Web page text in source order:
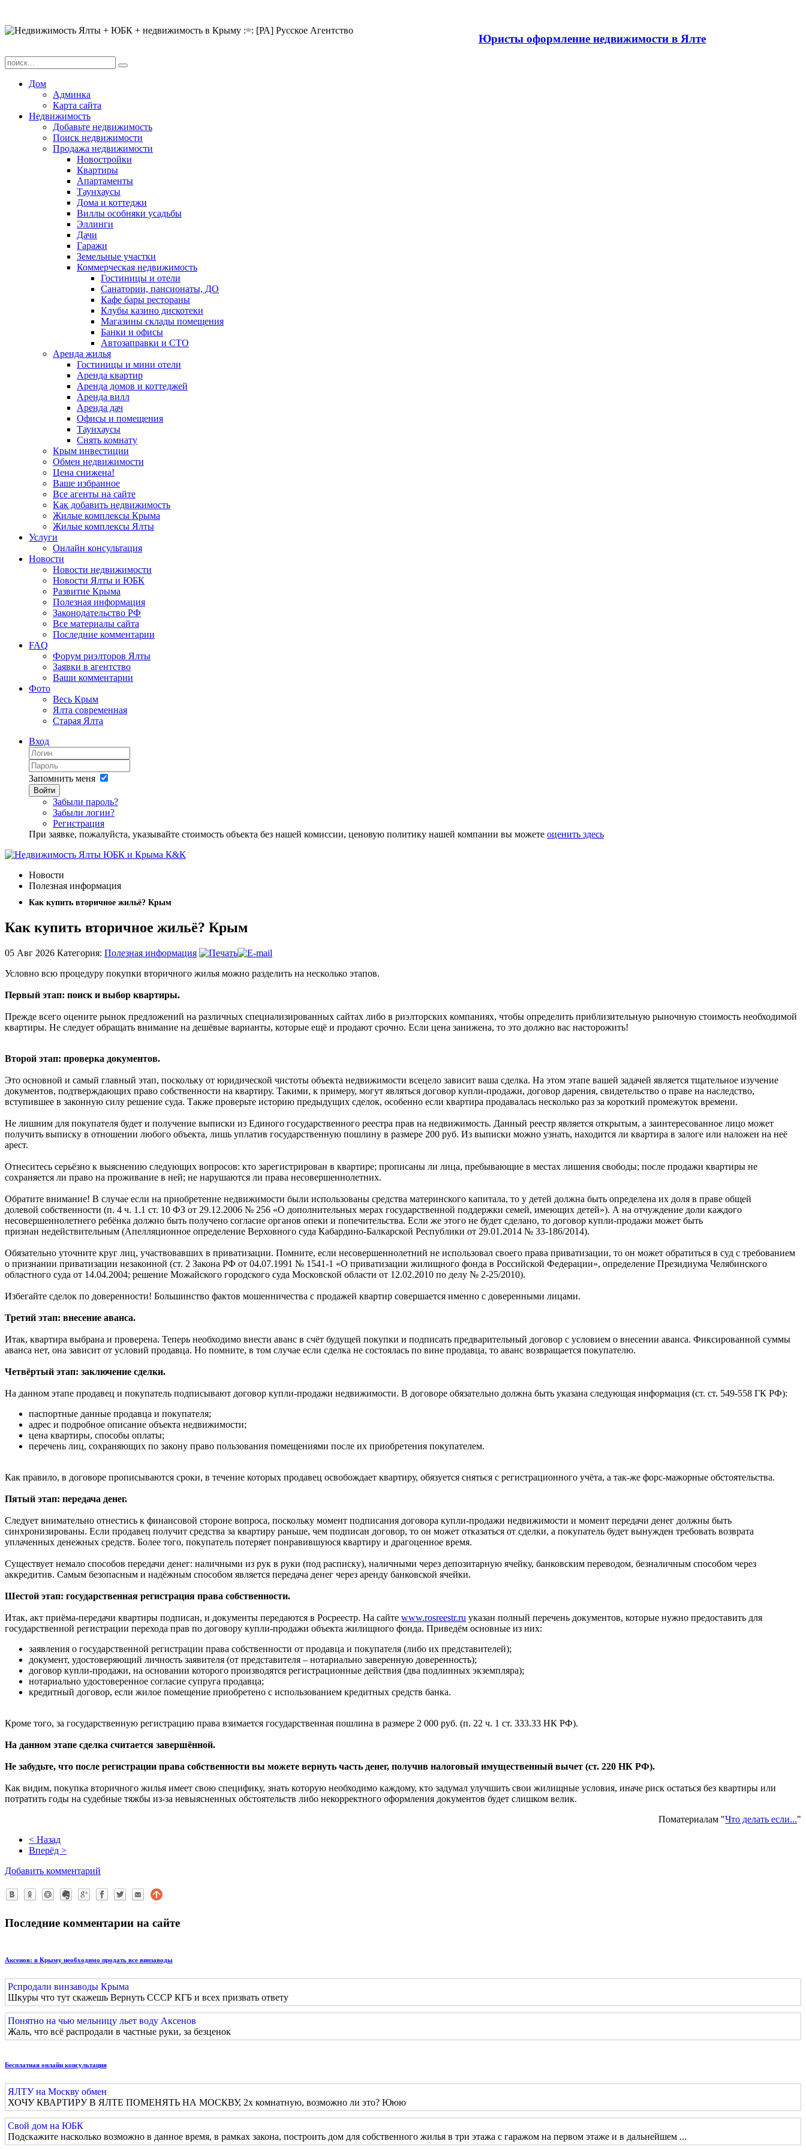
Юристы оформление недвижимости в Ялте
Дом
Админка
Карта сайта
Недвижимость
Добавьте недвижимость
Поиск недвижимости
Продажа недвижимости
Новостройки
Квартиры
Апартаменты
Таунхаусы
Дома и коттеджи
Виллы особняки усадьбы
Эллинги
Дачи
Гаражи
Земельные участки
Коммерческая недвижимость
Гостиницы и отели
Санатории, пансионаты, ДО
Кафе бары рестораны
Клубы казино дискотеки
Магазины склады помещения
Банки и офисы
Автозаправки и СТО
Аренда жилья
Гостиницы и мини отели
Аренда квартир
Аренда домов и коттеджей
Аренда вилл
Аренда дач
Офисы и помещения
Таунхаусы
Снять комнату
Крым инвестиции
Обмен недвижимости
Цена снижена!
Ваше избранное
Все агенты на сайте
Как добавить недвижимость
Жилые комплексы Крыма
Жилые комплексы Ялты
Услуги
Онлайн консультация
Новости
Новости недвижимости
Новости Ялты и ЮБК
Развитие Крыма
Полезная информация
Законодательство РФ
Все материалы сайта
Последние комментарии
FAQ
Форум риэлторов Ялты
Заявки в агентство
Ваши комментарии
Фото
Весь Крым
Ялта современная
Старая Ялта
Вход
Запомнить меня
Войти
Забыли пароль?
Забыли логин?
Регистрация
При заявке, пожалуйста, указывайте стоимость объекта без нашей комиссии, ценовую политику нашей компании вы можете оценить здесь
Новости
Полезная информация
Как купить вторичное жильё? Крым
Как купить вторичное жильё? Крым
05 Авг 2026 Категория: Полезная информация
Условно всю процедуру покупки вторичного жилья можно разделить на несколько этапов.
Первый этап: поиск и выбор квартиры.
Прежде всего оцените рынок предложений на различных специализированных сайтах либо в риэлторских компаниях, чтобы определить приблизительную рыночную стоимость необходимой
квартиры. Не следует обращать внимание на дешёвые варианты, которые ещё и продают срочно. Если цена занижена, то это должно вас насторожить!
Второй этап: проверка документов.
Это основной и самый главный этап, поскольку от юридической чистоты объекта недвижимости всецело зависит ваша сделка. На этом этапе вашей задачей является тщательное изучение
документов, подтверждающих право собственности на квартиру. Такими, к примеру, могут являться договор купли-продажи, договор дарения, свидетельство о праве на наследство,
вступившее в законную силу решение суда. Также проверьте историю предыдущих сделок, особенно если квартира продавалась несколько раз за короткий промежуток времени.
Не лишним для покупателя будет и получение выписки из Единого государственного реестра прав на недвижимость. Данный реестр является открытым, а заинтересованное лицо может
получить выписку в отношении любого объекта, лишь уплатив государственную пошлину в размере 200 руб. Из выписки можно узнать, находится ли квартира в залоге или наложен на неё
арест.
Отнеситесь серьёзно к выяснению следующих вопросов: кто зарегистрирован в квартире; прописаны ли лица, пребывающие в местах лишения свободы; после продажи квартиры не
сохраняется ли право на проживание в ней; не нарушаются ли права несовершеннолетних.
Обратите внимание! В случае если на приобретение недвижимости были использованы средства материнского капитала, то у детей должна быть определена их доля в праве общей
долевой собственности (п. 4 ч. 1.1 ст. 10 ФЗ от 29.12.2006 № 256 «О дополнительных мерах государственной поддержки семей, имеющих детей»). А на отчуждение доли каждого
несовершеннолетнего ребёнка должно быть получено согласие органов опеки и попечительства. Если же этого не будет сделано, то договор купли-продажи может быть
признан недействительным (Апелляционное определение Верховного суда Кабардино-Балкарской Республики от 29.01.2014 № 33-186/2014).
Обязательно уточните круг лиц, участвовавших в приватизации. Помните, если несовершеннолетний не использовал своего права приватизации, то он может обратиться в суд с требованием
о признании приватизации незаконной (ст. 2 Закона РФ от 04.07.1991 № 1541-1 «О приватизации жилищного фонда в Российской Федерации», определение Президиума Челябинского
областного суда от 14.04.2004; решение Можайского городского суда Московской области от 12.02.2010 по делу № 2-25/2010).
Избегайте сделок по доверенности! Большинство фактов мошенничества с продажей квартир совершается именно с доверенными лицами.
Третий этап: внесение аванса.
Итак, квартира выбрана и проверена. Теперь необходимо внести аванс в счёт будущей покупки и подписать предварительный договор с условием о внесении аванса. Фиксированной суммы
аванса нет, она зависит от условий продавца. Но помните, в том случае если сделка не состоялась по вине продавца, то аванс возвращается покупателю.
Четвёртый этап: заключение сделки.
На данном этапе продавец и покупатель подписывают договор купли-продажи недвижимости. В договоре обязательно должна быть указана следующая информация (ст. ст. 549-558 ГК РФ):
паспортные данные продавца и покупателя;
адрес и подробное описание объекта недвижимости;
цена квартиры, способы оплаты;
перечень лиц, сохраняющих по закону право пользования помещениями после их приобретения покупателем.
Как правило, в договоре прописываются сроки, в течение которых продавец освобождает квартиру, обязуется сняться с регистрационного учёта, а так-же форс-мажорные обстоятельства.
Пятый этап: передача денег.
Следует внимательно отнестись к финансовой стороне вопроса, поскольку момент подписания договора купли-продажи недвижимости и момент передачи денег должны быть
синхронизированы. Если продавец получит средства за квартиру раньше, чем подписан договор, то он может отказаться от сделки, а покупатель будет вынужден требовать возврата
уплаченных денежных средств. Более того, покупатель потеряет понравившуюся квартиру и драгоценное время.
Существует немало способов передачи денег: наличными из рук в руки (под расписку), наличными через депозитарную ячейку, банковским переводом, безналичным способом через
аккредитив. Самым безопасным и надёжным способом является передача денег через аренду банковской ячейки.
Шестой этап: государственная регистрация права собственности.
Итак, акт приёма-передачи квартиры подписан, и документы передаются в Росреестр. На сайте www.rosreestr.ru указан полный перечень документов, которые нужно предоставить для
государственной регистрации перехода прав по договору купли-продажи объекта жилищного фонда. Приведём основные из них:
заявления о государственной регистрации права собственности от продавца и покупателя (либо их представителей);
документ, удостоверяющий личность заявителя (от представителя – нотариально заверенную доверенность);
договор купли-продажи, на основании которого производятся регистрационные действия (два подлинных экземпляра);
нотариально удостоверенное согласие супруга продавца;
кредитный договор, если жилое помещение приобретено с использованием кредитных средств банка.
Кроме того, за государственную регистрацию права взимается государственная пошлина в размере 2 000 руб. (п. 22 ч. 1 ст. 333.33 НК РФ).
На данном этапе сделка считается завершённой.
Не забудьте, что после регистрации права собственности вы можете вернуть часть денег, получив налоговый имущественный вычет (ст. 220 НК РФ).
Как видим, покупка вторичного жилья имеет свою специфику, знать которую необходимо каждому, кто задумал улучшить свои жилищные условия, иначе риск остаться без квартиры или
потратить годы на судебные тяжбы из-за невыясненных обстоятельств либо некорректного оформления документов будет слишком велик.
Поматериалам "Что делать если..."
< Назад
Вперёд >
Добавить комментарий
Последние комментарии на сайте
Аксенов: в Крыму необходимо продать все винзаводы
Рспродали винзаводы Крыма
Шкуры что тут скажешь Вернуть СССР КГБ и всех призвать ответу
Понятно на чью мельницу льет воду Аксенов
Жаль, что всё распродали в частные руки, за безценок
Бесплатная онлайн консультация
ЯЛТУ на Москву обмен
ХОЧУ КВАРТИРУ В ЯЛТЕ ПОМЕНЯТЬ НА МОСКВУ, 2х комнатную, возможно ли это? Ююю
Свой дом на ЮБК
Подскажите насколько возможно в данное время, в рамках закона, построить дом для собственного жилья в три этажа с гаражом на первом этаже и в дальнейшем ...